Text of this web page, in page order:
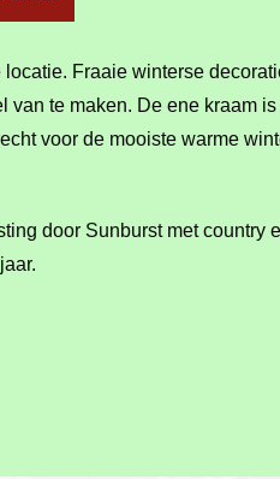
Fraaie winterse
van te maken. De ene kraam
voor de mooiste warme
door Sunburst met country